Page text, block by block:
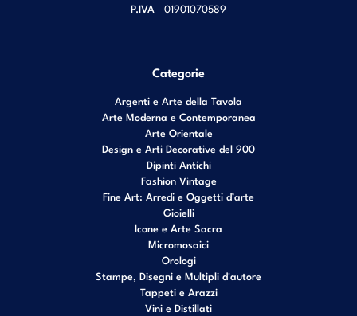
P.IVA 01901070589
Categorie
Argenti e Arte della Tavola
Arte Moderna e Contemporanea
Arte Orientale
Design e Arti Decorative del 900
Dipinti Antichi
Fashion Vintage
Fine Art: Arredi e Oggetti d’arte
Gioielli
Icone e Arte Sacra
Micromosaici
Orologi
Stampe, Disegni e Multipli d'autore
Tappeti e Arazzi
Vini e Distillati